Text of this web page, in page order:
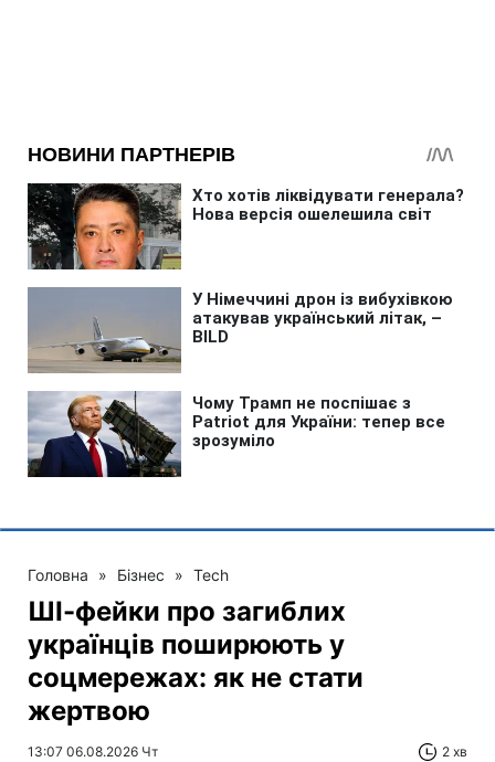
Головна » Бізнес » Tech
ШІ-фейки про загиблих
українців поширюють у
соцмережах: як не стати
жертвою
13:07 06.08.2026 Чт 2 хв